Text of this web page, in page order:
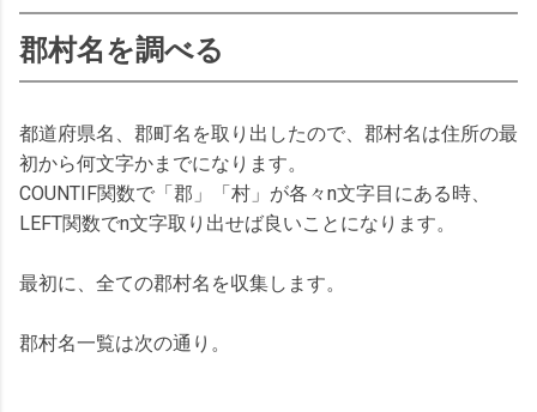
郡村名を調べる
都道府県名、郡町名を取り出したので、郡村名は住所の最
初から何文字かまでになります。
COUNTIF関数で「郡」「村」が各々n文字目にある時、
LEFT関数でn文字取り出せば良いことになります。
最初に、全ての郡村名を収集します。
郡村名一覧は次の通り。